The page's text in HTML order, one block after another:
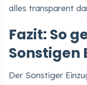
alles transparent
Fazit: So
Sonstigen
Der Sonstiger